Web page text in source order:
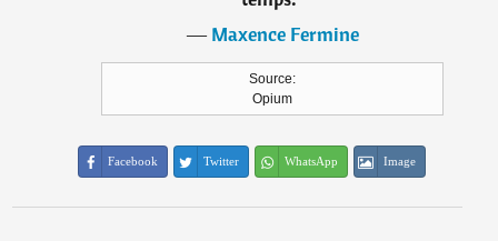
―Maxence Fermine
Source:
Opium
Facebook Twitter WhatsApp Image